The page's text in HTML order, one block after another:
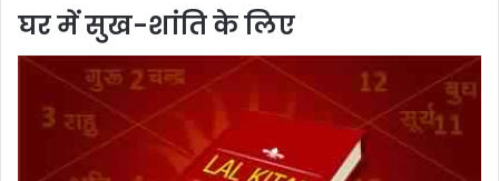
घर में सुख-शांति के लिए